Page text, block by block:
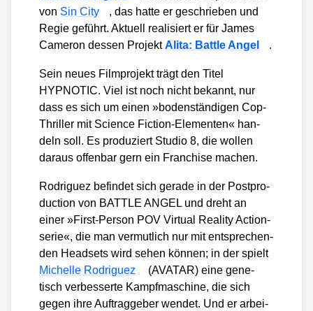
von Sin City
, das hat­te er geschrie­ben und
Regie geführt. Aktu­ell rea­li­siert er für James
Came­ron des­sen Pro­jektAli­ta: Batt­le Angel .
Sein neu­es Film­pro­jekt trägt den Titel
HYPNOTIC. Viel ist noch nicht bekannt, nur
dass es sich um einen »boden­stän­di­gen Cop-
Thril­ler mit Sci­ence Fic­tion-Ele­men­ten« han­
deln soll. Es pro­du­ziert Stu­dio 8, die wol­len
dar­aus offen­bar gern ein Fran­chise machen.
Rodri­guez befin­det sich gera­de in der Post­pro­
duc­tion von BATTLE ANGEL und dreht an
einer »First-Per­son POV Vir­tu­al Rea­li­ty Action­
se­rie«, die man ver­mut­lich nur mit ent­spre­chen­
den Head­sets wird sehen kön­nen; in der spielt
Michel­le Rodri­guez
(AVATAR) eine gene­
tisch ver­bes­ser­te Kampf­ma­schi­ne, die sich
gegen ihre Auf­trag­ge­ber wen­det. Und er arbei­